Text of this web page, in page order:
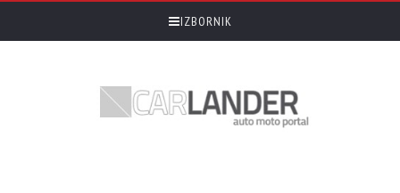
IZBORNIK